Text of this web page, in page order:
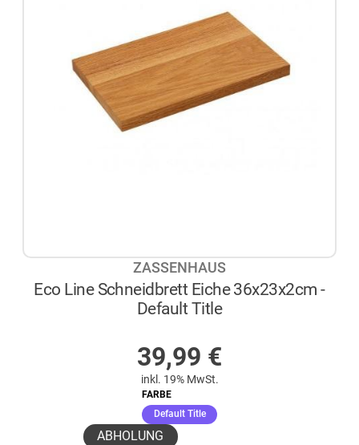
ZASSENHAUS
Eco Line Schneidbrett Eiche 36x23x2cm -
Default Title
39,99 €
inkl. 19% MwSt.
FARBE
Default Title(ausgewählt)
ABHOLUNG